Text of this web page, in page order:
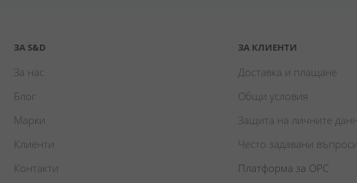
ЗА S&D
За нас
Блог
Марки
Клиенти
Контакти
ЗА КЛИЕНТИ
Доставка и плащане
Общи условия
Защита на личните
Често задавани въпроси
Платформа за ОРС